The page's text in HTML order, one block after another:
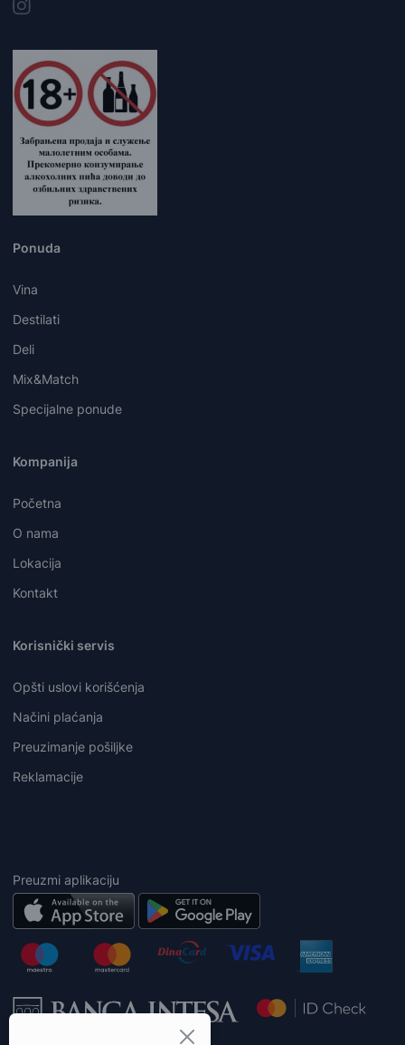
Ponuda
Vina
Destilati
Deli
Mix&Match
Specijalne ponude
Kompanija
Početna
O nama
Lokacija
Kontakt
Korisnički servis
Opšti uslovi korišćenja
Načini plaćanja
Preuzimanje pošiljke
Reklamacije
Preuzmi aplikaciju